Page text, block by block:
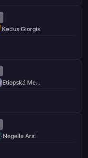
Kedus Giorgis
Etiopská Medhin
Negelle Arsi